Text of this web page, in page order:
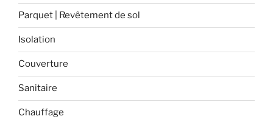
l’été ? »
Parquet | Revêtement de sol
Isolation
Couverture
Sanitaire
Chauffage